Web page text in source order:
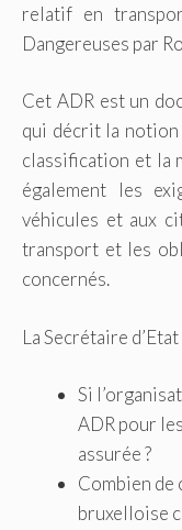
relatif en
Dangereuses par
Cet ADR est un
qui décrit la notion
classification et la
également les
véhicules et aux
transport et les
concernés.
La Secrétaire
Si
ADR pour
assurée ?
Combien de
bruxelloise